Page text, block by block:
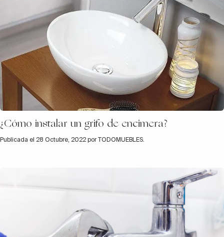
¿Cómo instalar un grifo de encimera?
Publicada el 28 Octubre, 2022 por TODOMUEBLES.